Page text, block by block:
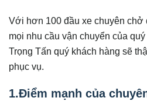
Với hơn 100 đầu xe chuyên
mọi nhu cầu vận chuyển của
Trọng Tấn quý khách hàng sẽ
phục vụ.
1.Điểm mạnh của